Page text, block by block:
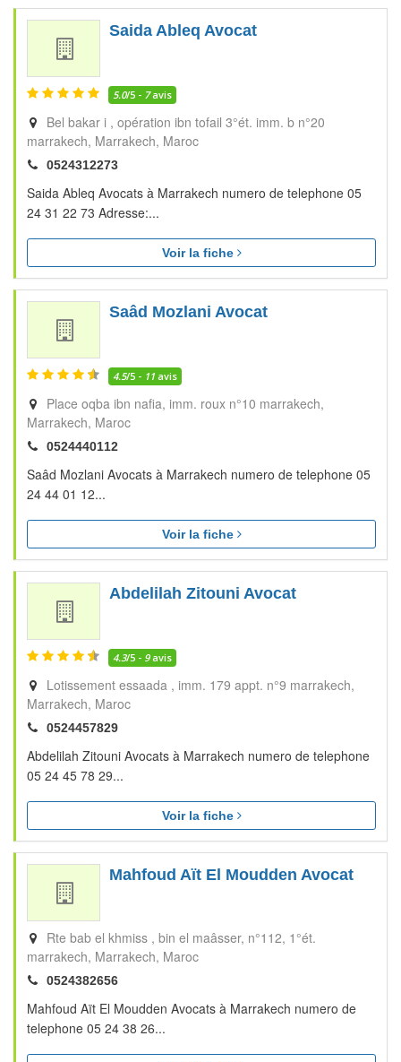
Saida Ableq Avocat
5.0/5 - 7avis
Bel bakar i , opération ibn tofail 3°ét. imm. b n°20
marrakech Marrakech Maroc
0524312273
Saida Ableq Avocats à Marrakech numero de telephone 05
24 31 22 73 Adresse:...
Voir la fiche
Saâd Mozlani Avocat
4.5/5 - 11 avis
Place oqba ibn nafia, imm. roux n°10 marrakech
Marrakech Maroc
0524440112
Saâd Mozlani Avocats à Marrakech numero de telephone 05
24 44 01 12...
Voir la fiche
Abdelilah Zitouni Avocat
4.3/5 - 9avis
Lotissement essaada , imm. 179 appt. n°9 marrakech
Marrakech Maroc
0524457829
Abdelilah Zitouni Avocats à Marrakech numero de telephone
05 24 45 78 29...
Voir la fiche
Mahfoud Aït El Moudden Avocat
Rte bab el khmiss , bin el maâsser, n°112, 1°ét.
marrakech Marrakech Maroc
0524382656
Mahfoud Aït El Moudden Avocats à Marrakech numero de
telephone 05 24 38 26...